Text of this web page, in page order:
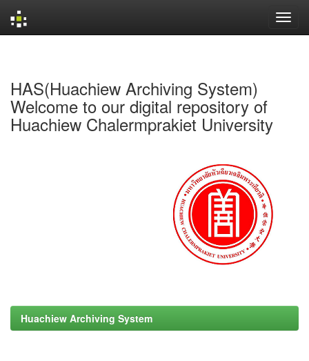
HAS(Huachiew Archiving System)
Welcome to our digital repository of
Huachiew Chalermprakiet University
Huachiew Archiving System